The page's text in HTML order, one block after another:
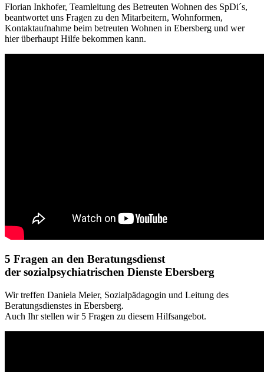
Florian Inkhofer, Teamleitung des Betreuten Wohnen des SpDi´s,
beantwortet uns Fragen zu den Mitarbeitern, Wohnformen,
Kontaktaufnahme beim betreuten Wohnen in Ebersberg und wer
hier überhaupt Hilfe bekommen kann.
5 Fragen an den Beratungsdienst
der sozialpsychiatrischen Dienste Ebersberg
Wir treffen Daniela Meier, Sozialpädagogin und Leitung des
Beratungsdienstes in Ebersberg.
Auch Ihr stellen wir 5 Fragen zu diesem Hilfsangebot.